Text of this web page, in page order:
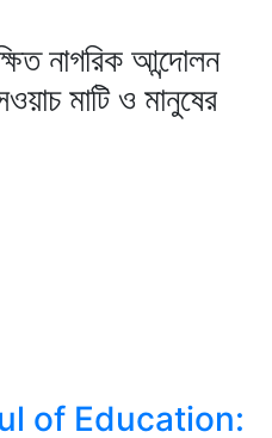
নাগরিক আন্দোলন
মাটি ও মানুষের
of Education: